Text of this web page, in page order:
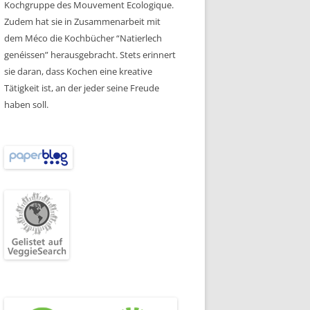
Kochgruppe des Mouvement Ecologique.
Zudem hat sie in Zusammenarbeit mit
dem Méco die Kochbücher “Natierlech
genéissen” herausgebracht. Stets erinnert
sie daran, dass Kochen eine kreative
Tätigkeit ist, an der jeder seine Freude
haben soll.